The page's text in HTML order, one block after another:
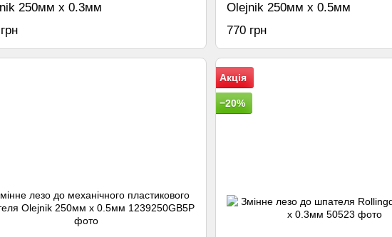
250мм х 0.3мм
Olejnik 250мм х 0.5мм
770 грн
Акція
−20%